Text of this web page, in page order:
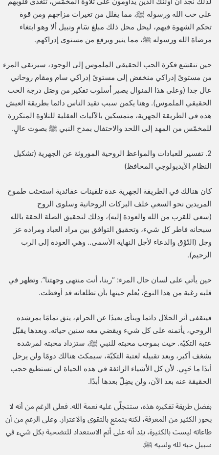
على حب الله ورسوله ﷺ، مما يقلل من تغيرات مزاجهم ومن قوة
تحكم الشهوة فيهم، ليحل محل ذلك مبلغ سَامٍ ونبيل ألا وهو ابتغاء
مرضاة الله ورسوله ﷺ، مما ينير ويرفع من مستوى إدراكهم.
حين تنقشع فكرة الحب الحقيقي الملموس إلى الوجود، سيرتقي المرء
من مستوىً إدراكي منخفض إلى مستوىً إدراكي سام ومقام روحاني
عال جدا (وعلى هذا المنوال يصير أسلوب تفكير من وصَل درجة الحب
الحقيقي الملموس). وهنا يكمن سبب تقيد الناس دائما بطريقة العيش
هذه في الطريقة الجهرية، متمسكين بالآليات العقلية للتلاوة المتكررة
للمخمّس من المهد إلى اللحد والاحتفال بمدح النبي ﷺ بصوت عالٍ.
2. تفسير للعبادات والمواعظ الروحية الموروثة عن الجهرية (تشكيل
النظام الأيديولوجي المحافظ)
كان هنالك في الطريقة الجهرية عدة تلقينات عقائدية استحثت طموح
المريدين نحو السعي خلف البركات الروحانية وسلوى الروح
(سعي للقرب من الله والعودة إليه)، وذلك لتحقيق الصلة الحقة بالله
سبحانه فاطر كل شيء، وتحقيق التوافق بين مراد العباد ومراده عز
وجل (التّوْق والدعاء لأجل النهاية الأسمى.. وهي العودة إلى الرب
الرحيم).
حين يأتي على لسان حال المرء: “ربنا، أنت منتهى وجهتنا”. وتظهر في
قلبه رغبة من هذا النوع، يُعلم حينها بأن تطلعاته قد أوقظت.
فيتقفى أثر الحلال دائما وينأى بعيدًا عن الحرام، يثق تمامًا بمرشده
الروحي، يأتمنه على كل شيء ويقضي معه سنين حياته. وبعدها يقبّل
عتبة التكيّة. حيث بموجب محبته للنبي ﷺ، ستزداد محبته لمرشده
بشغف أكبر، وبعد تقبيله لعتبة التكيّة، سيمكث هنالك دومًا ولن يرحل
أبدًا ما حَيِي. لأن كل الأشياء الزائفة في هذه الحياة لن تستطيع حجب
الحقيقة عنه بعد الآن، ولن يضِلّ بعدها أبدًا.
بفضل طريقة تفكيره هذه، ستتجلّى عليه نعمة الله. فعلى الرغم من أنه لا
يحوز الكثير من المعرفة، لكنه يتمتع بالتقوى والاعتزاز. وعلى الرغم من أن
طاعاته ليست بالكثيرة، بيْد أنه على أتم الاستعداد للتضحية بكل شيء في
سبيل حبه لله ولنبيه ﷺ.